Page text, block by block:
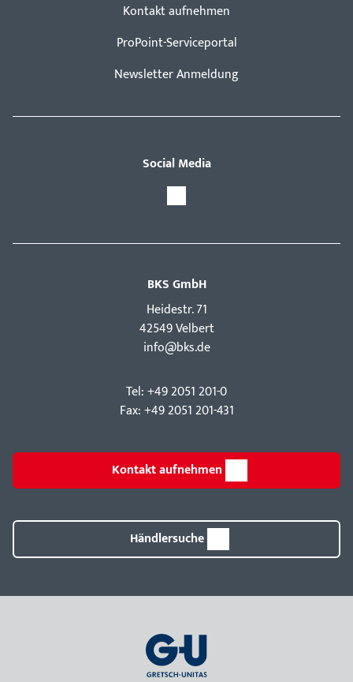
Kontakt aufnehmen
ProPoint-Serviceportal
Newsletter Anmeldung
Social Media
BKS GmbH
Hei­destr. 71
42549 Velbert
info@bks.de
Tel: +49 2051 201-0
Fax: +49 2051 201-431
Kontakt aufnehmen
Händlersuche